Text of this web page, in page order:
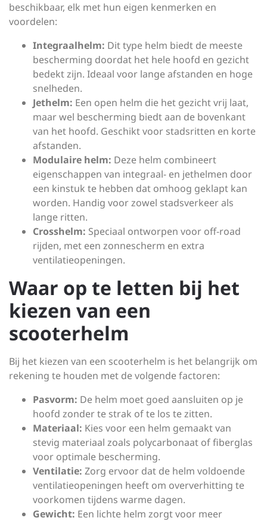
beschikbaar, elk met hun eigen kenmerken en
voordelen:
Integraalhelm: Dit type helm biedt de meeste
bescherming doordat het hele hoofd en gezicht
bedekt zijn. Ideaal voor lange afstanden en hoge
snelheden.
Jethelm: Een open helm die het gezicht vrij laat,
maar wel bescherming biedt aan de bovenkant
van het hoofd. Geschikt voor stadsritten en korte
afstanden.
Modulaire helm: Deze helm combineert
eigenschappen van integraal- en jethelmen door
een kinstuk te hebben dat omhoog geklapt kan
worden. Handig voor zowel stadsverkeer als
lange ritten.
Crosshelm: Speciaal ontworpen voor off-road
rijden, met een zonnescherm en extra
ventilatieopeningen.
Waar op te letten bij het
kiezen van een
scooterhelm
Bij het kiezen van een scooterhelm is het belangrijk om
rekening te houden met de volgende factoren:
Pasvorm: De helm moet goed aansluiten op je
hoofd zonder te strak of te los te zitten.
Materiaal: Kies voor een helm gemaakt van
stevig materiaal zoals polycarbonaat of fiberglas
voor optimale bescherming.
Ventilatie: Zorg ervoor dat de helm voldoende
ventilatieopeningen heeft om oververhitting te
voorkomen tijdens warme dagen.
Gewicht: Een lichte helm zorgt voor meer